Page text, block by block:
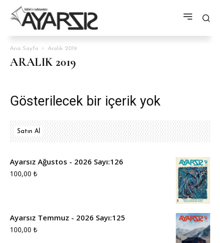
Ana Sayfa Aralık 2019
ARALIK 2019
Gösterilecek bir içerik yok
Satın Al
Ayarsız Ağustos - 2026 Sayı:126
100,00 ₺
Ayarsız Temmuz - 2026 Sayı:125
100,00 ₺